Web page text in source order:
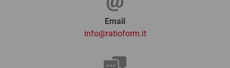
Email
info@ratioform.it